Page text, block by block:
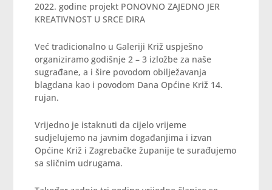
2022. godine projekt PONOVNO ZAJEDNO JER
KREATIVNOST U SRCE DIRA
Već tradicionalno u Galeriji Križ uspješno
organiziramo godišnje 2 – 3 izložbe za naše
sugrađane, a i šire povodom obilježavanja
blagdana kao i povodom Dana Općine Križ 14.
rujan.
Vrijedno je istaknuti da cijelo vrijeme
sudjelujemo na javnim događanjima i izvan
Općine Križ i Zagrebačke županije te surađujemo
sa sličnim udrugama.